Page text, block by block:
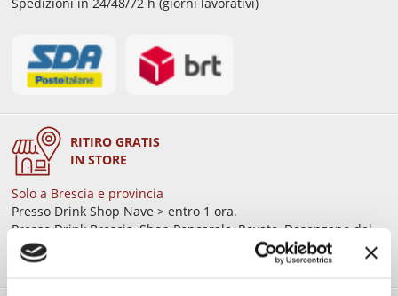
RITIRO GRATIS
IN STORE
Solo a Brescia e provincia
Presso Drink Shop Nave > entro 1 ora.
Presso Drink Brescia, Shop Poncarale, Rovato, Desenzano del
Garda, Puegnago > entro 24 ore.
Attivo nei giorni lavorativi e il sabato.